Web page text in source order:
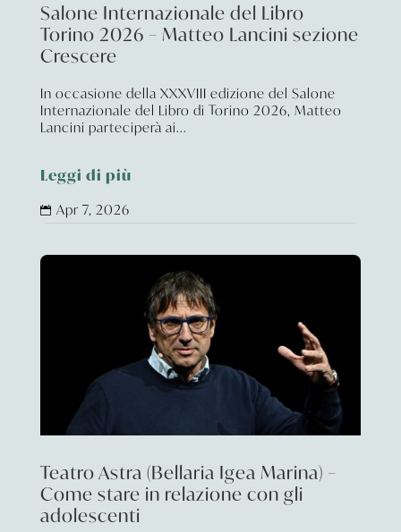
Salone Internazionale del Libro
Torino 2026 – Matteo Lancini sezione
Crescere
In occasione della XXXVIII edizione del Salone
Internazionale del Libro di Torino 2026, Matteo
Lancini parteciperà ai...
Leggi di più
 Apr 7, 2026
Teatro Astra (Bellaria Igea Marina) –
Come stare in relazione con gli
adolescenti